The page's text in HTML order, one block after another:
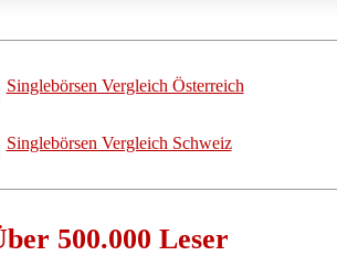
Singlebörsen Vergleich Österreich
Singlebörsen Vergleich Schweiz
500.000 Leser